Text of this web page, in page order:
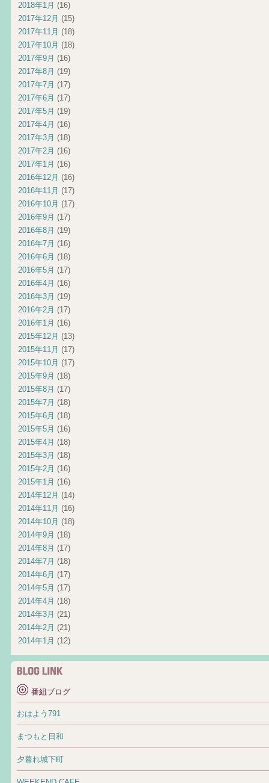
2018年1月 (16)
2017年12月 (15)
2017年11月 (18)
2017年10月 (18)
2017年9月 (16)
2017年8月 (19)
2017年7月 (17)
2017年6月 (17)
2017年5月 (19)
2017年4月 (16)
2017年3月 (18)
2017年2月 (16)
2017年1月 (16)
2016年12月 (16)
2016年11月 (17)
2016年10月 (17)
2016年9月 (17)
2016年8月 (19)
2016年7月 (16)
2016年6月 (18)
2016年5月 (17)
2016年4月 (16)
2016年3月 (19)
2016年2月 (17)
2016年1月 (16)
2015年12月 (13)
2015年11月 (17)
2015年10月 (17)
2015年9月 (18)
2015年8月 (17)
2015年7月 (18)
2015年6月 (18)
2015年5月 (16)
2015年4月 (18)
2015年3月 (18)
2015年2月 (16)
2015年1月 (16)
2014年12月 (14)
2014年11月 (16)
2014年10月 (18)
2014年9月 (18)
2014年8月 (17)
2014年7月 (18)
2014年6月 (17)
2014年5月 (17)
2014年4月 (18)
2014年3月 (21)
2014年2月 (21)
2014年1月 (12)
番組ブログ
おはよう791
まつもと日和
夕暮れ城下町